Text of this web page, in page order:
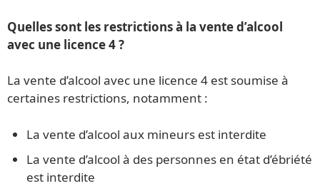
Quelles sont les restrictions à la vente d’alcool
avec une licence 4 ?
La vente d’alcool avec une licence 4 est soumise à
certaines restrictions, notamment :
La vente d’alcool aux mineurs est interdite
La vente d’alcool à des personnes en état d’ébriété
est interdite